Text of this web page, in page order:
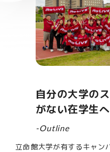
自分の大学の
がない在学生
-Outline
立命館大学が有するキャン